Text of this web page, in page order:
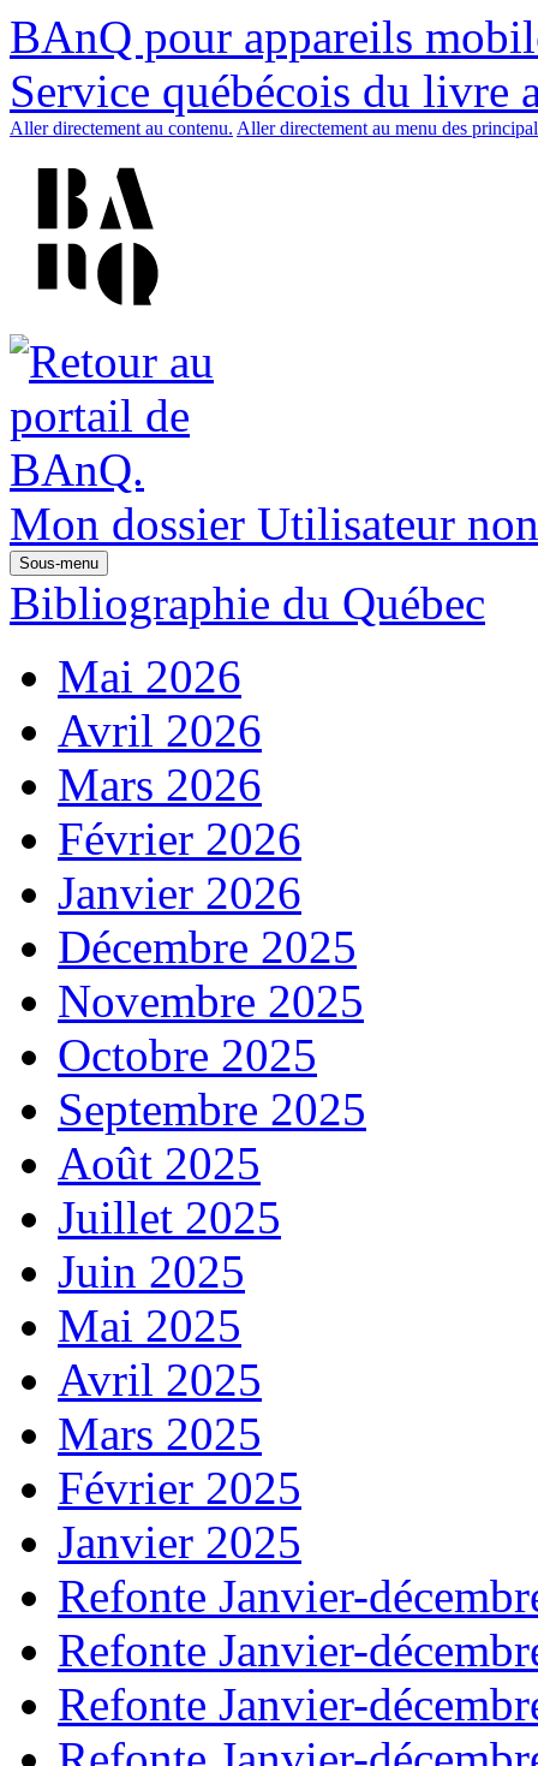
BAnQ pour appareils
Service québécois du livre
Aller directement au contenu. Aller directement au menu des
Mon dossier Utilisateur
Sous-menu
Bibliographie du Québec
Mai 2026
Avril 2026
Mars 2026
Février 2026
Janvier 2026
Décembre 2025
Novembre 2025
Octobre 2025
Septembre 2025
Août 2025
Juillet 2025
Juin 2025
Mai 2025
Avril 2025
Mars 2025
Février 2025
Janvier 2025
Refonte Janvier-
Refonte Janvier-
Refonte Janvier-